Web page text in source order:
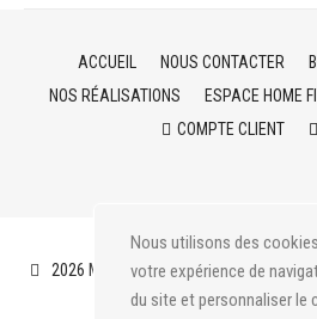
ACCUEIL NOUS CONTACTER
NOS RÉALISATIONS
ESPACE HOME
COMPTE CLIENT
2026 Medical Pro Service Mentions
Nous utilisons des
votre expérience de
du site et personnaliser le